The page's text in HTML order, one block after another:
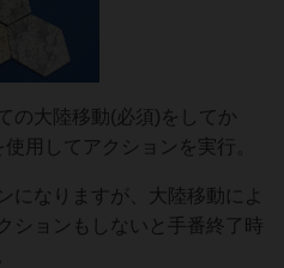
の大陸移動(必須)をしてか
用してアクションを実行。
になりますが、大陸移動によ
ションもしないと手番終了時